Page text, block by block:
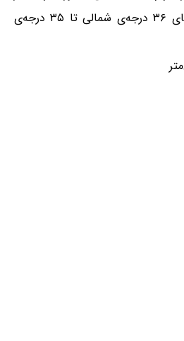
آمریکای شمالی، میان مدارهای ۳۶ درجه‌ی شمالی تا ۳۵ درجه‌ی